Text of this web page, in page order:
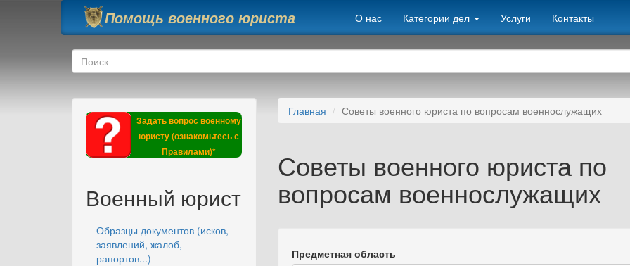
Перейти к основному содержанию
Помощь военного юриста О нас Категории дел Услуги Контакты
Форма поиска
Поиск
Задать вопрос военному
юристу (ознакомьтесь с
Правилами)*
Военный юрист
Образцы документов (исков,
заявлений, жалоб,
рапортов...)
Главная Советы военного юриста по вопросам военнослужащих
Советы военного юриста по
вопросам военнослужащих
Предметная область